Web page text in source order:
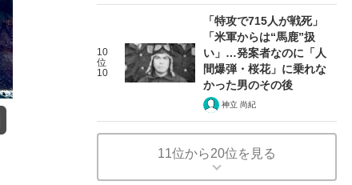
10
位
10
「特攻で715人が戦死」
「米軍からは“馬鹿”扱
い」…発案者なのに「人
間爆弾・桜花」に乗れな
かった男のその後
神立 尚紀
11位から20位を見る